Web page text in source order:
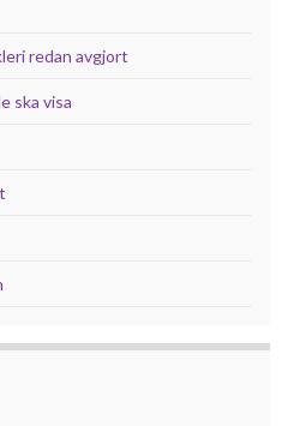
redan avgjort
ska visa